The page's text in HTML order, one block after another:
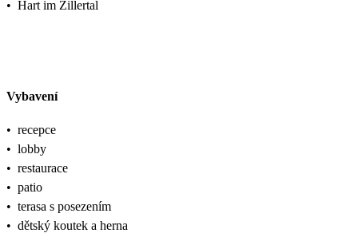
• Hart im Zillertal
Vybavení
• recepce
• lobby
• restaurace
• patio
• terasa s posezením
• dětský koutek a herna